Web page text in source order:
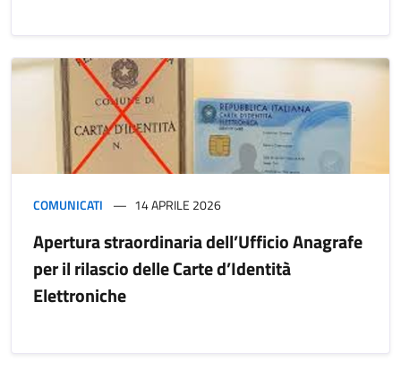
COMUNICATI 14 APRILE 2026
Apertura straordinaria dell’Ufficio Anagrafe
per il rilascio delle Carte d’Identità
Elettroniche